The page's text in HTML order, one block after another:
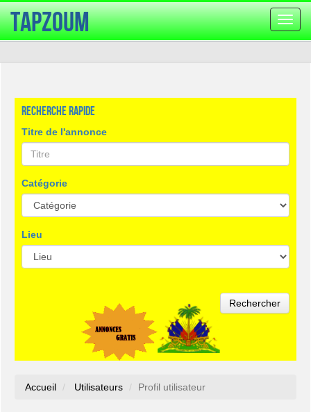
la
TapZoum
Recherche rapide
Titre de l'annonce
Catégorie
Lieu
Rechercher
Accueil Utilisateurs Profil utilisateur